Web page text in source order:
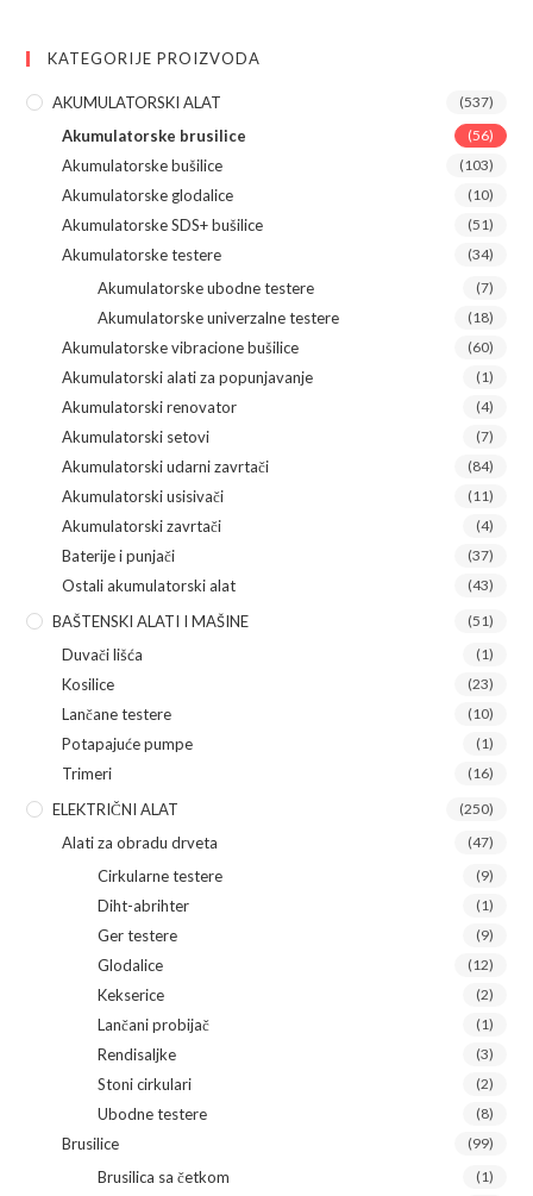
KATEGORIJE PROIZVODA
AKUMULATORSKI ALAT (537)
Akumulatorske brusilice (56)
Akumulatorske bušilice (103)
Akumulatorske glodalice (10)
Akumulatorske SDS+ bušilice (51)
Akumulatorske testere (34)
Akumulatorske ubodne testere (7)
Akumulatorske univerzalne testere (18)
Akumulatorske vibracione bušilice (60)
Akumulatorski alati za popunjavanje (1)
Akumulatorski renovator (4)
Akumulatorski setovi (7)
Akumulatorski udarni zavrtači (84)
Akumulatorski usisivači (11)
Akumulatorski zavrtači (4)
Baterije i punjači (37)
Ostali akumulatorski alat (43)
BAŠTENSKI ALATI I MAŠINE (51)
Duvači lišća (1)
Kosilice (23)
Lančane testere (10)
Potapajuće pumpe (1)
Trimeri (16)
ELEKTRIČNI ALAT (250)
Alati za obradu drveta (47)
Cirkularne testere (9)
Diht-abrihter (1)
Ger testere (9)
Glodalice (12)
Kekserice (2)
Lančani probijač (1)
Rendisaljke (3)
Stoni cirkulari (2)
Ubodne testere (8)
Brusilice (99)
Brusilica sa četkom (1)